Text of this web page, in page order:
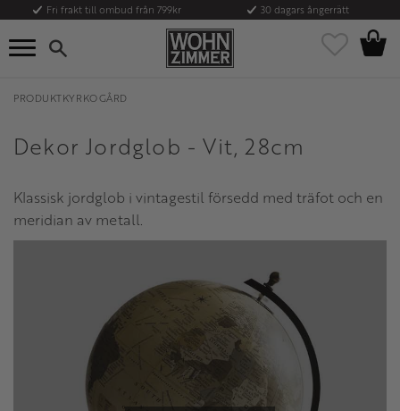
Meny
Fri frakt till ombud från 799kr 30 dagars ångerrätt
Favoriter
PRODUKTKYRKOGÅRD
Dekor Jordglob - Vit, 28cm
Klassisk jordglob i vintagestil försedd med träfot och en
meridian av metall.